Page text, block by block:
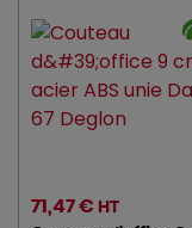
71,47 € HT